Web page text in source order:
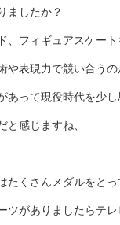
ましたか？
フィギュアスケート
表現力で競い合う
あって現役時代を少
と感じますね、
くさんメダルをとっ
ツがありましたらテ